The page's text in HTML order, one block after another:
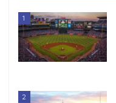
1
2